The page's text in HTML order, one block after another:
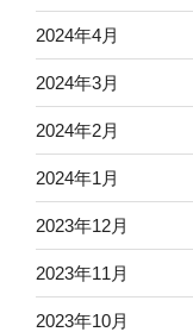
2024年4月
2024年3月
2024年2月
2024年1月
2023年12月
2023年11月
2023年10月